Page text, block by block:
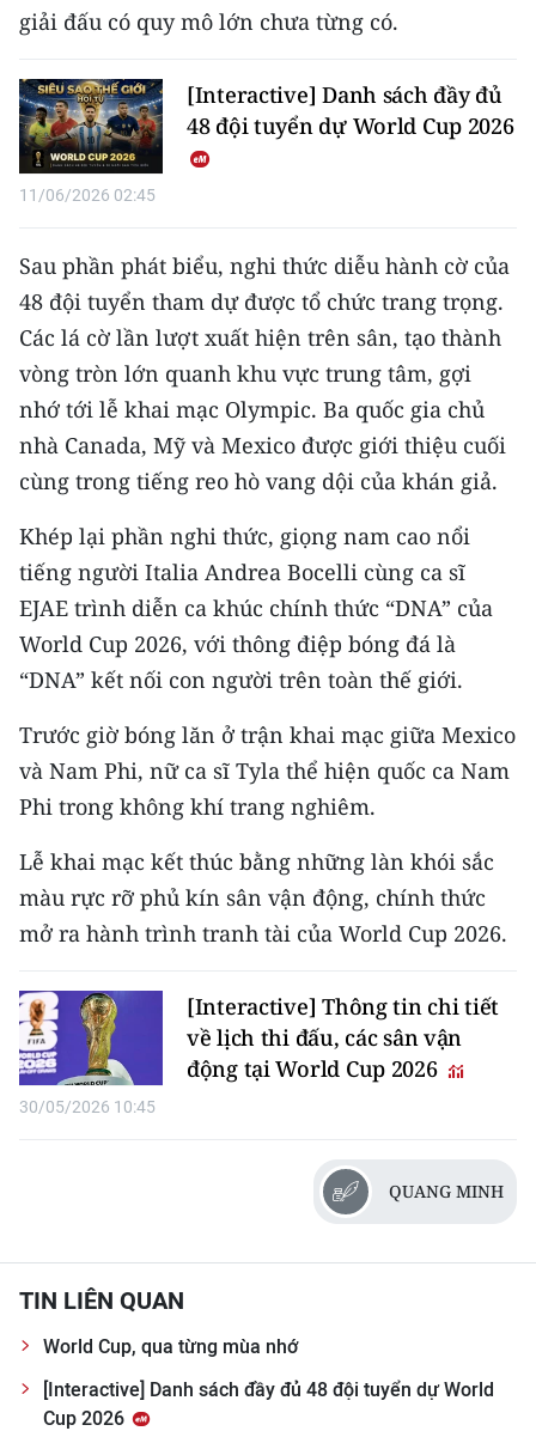
ENGLISH
中文
FRANÇAIS
РУССКИЙ
한국어
giải đấu có quy mô lớn chưa từng có.
[Interactive] Danh sách đầy đủ
48 đội tuyển dự World Cup 2026
11/06/2026 02:45
Sau phần phát biểu, nghi thức diễu hành cờ của
48 đội tuyển tham dự được tổ chức trang trọng.
Các lá cờ lần lượt xuất hiện trên sân, tạo thành
vòng tròn lớn quanh khu vực trung tâm, gợi
nhớ tới lễ khai mạc Olympic. Ba quốc gia chủ
nhà Canada, Mỹ và Mexico được giới thiệu cuối
cùng trong tiếng reo hò vang dội của khán giả.
Khép lại phần nghi thức, giọng nam cao nổi
tiếng người Italia Andrea Bocelli cùng ca sĩ
EJAE trình diễn ca khúc chính thức “DNA” của
World Cup 2026, với thông điệp bóng đá là
“DNA” kết nối con người trên toàn thế giới.
Trước giờ bóng lăn ở trận khai mạc giữa Mexico
và Nam Phi, nữ ca sĩ Tyla thể hiện quốc ca Nam
Phi trong không khí trang nghiêm.
Lễ khai mạc kết thúc bằng những làn khói sắc
màu rực rỡ phủ kín sân vận động, chính thức
mở ra hành trình tranh tài của World Cup 2026.
[Interactive] Thông tin chi tiết
về lịch thi đấu, các sân vận
động tại World Cup 2026
30/05/2026 10:45
QUANG MINH
TIN LIÊN QUAN
World Cup, qua từng mùa nhớ
[Interactive] Danh sách đầy đủ 48 đội tuyển dự World
Cup 2026